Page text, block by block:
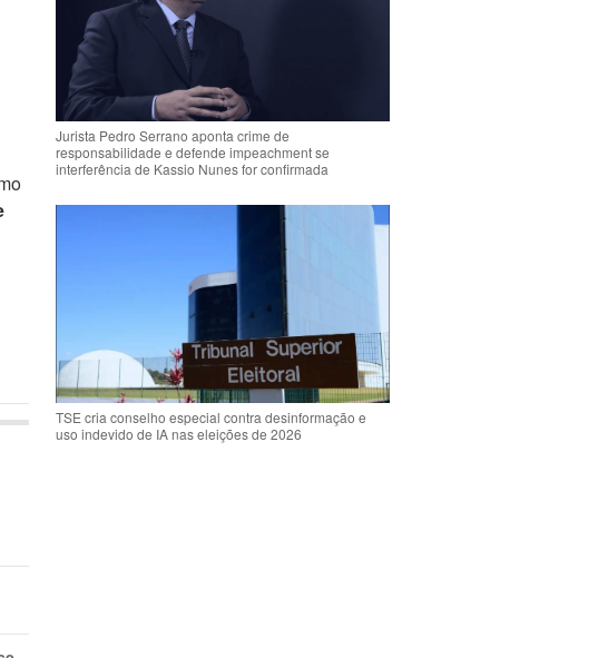
Jurista Pedro Serrano aponta crime de
responsabilidade e defende impeachment se
interferência de Kassio Nunes for confirmada
TSE cria conselho especial contra desinformação e
uso indevido de IA nas eleições de 2026